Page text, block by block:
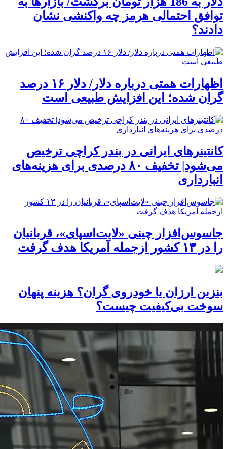
توافق احتمالی هرمز چه واکنشی نشان
دادند؟
اظهارات همتی درباره دلار/ دلار ۱۶ درصد
گران شده؛ این افزایش طبیعی است
کانتینرهای ایرانی در بندر کراچی ترخیص
می‌شود| تخفیف ۸۰ درصدی برای هزینه‌های
انبارداری
جاسوس‌افزار چینی «لایت‌اسپای»، قربانیان
را در ۱۳ کشور ازجمله آمریکا هدف گرفت
بنزین ارزان یا خودروی گران؟ هزینه پنهان
سوخت بی‌کیفیت چیست؟